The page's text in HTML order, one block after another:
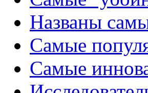
Названы
Самые
Самые